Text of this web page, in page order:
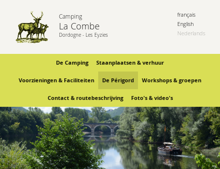
Camping
La Combe
Dordogne - Les Eyzies
français
English
Nederlands
De Camping Staanplaatsen & verhuur
Voorzieningen & Faciliteiten De Périgord Workshops & groepen
Contact & routebeschrijving Foto's & video's